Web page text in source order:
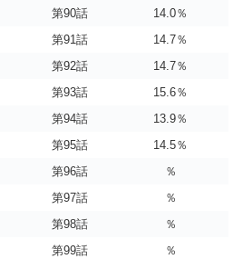
第90話
14.0％
第91話
14.7％
第92話
14.7％
第93話
15.6％
第94話
13.9％
第95話
14.5％
第96話
％
第97話
％
第98話
％
第99話
％